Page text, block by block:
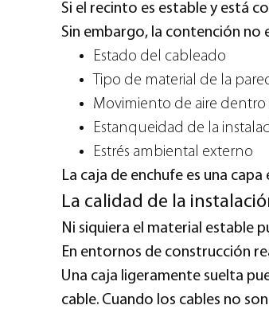
Si el recinto es estable y está
Sin embargo, la contención no
Estado del cableado
Tipo de material de la
Movimiento de aire dentro
Estanqueidad de la
Estrés ambiental externo
La caja de enchufe es una
La calidad de la
Ni siquiera el material estable
En entornos de construcción
Una caja ligeramente suelta
cable. Cuando los cables no